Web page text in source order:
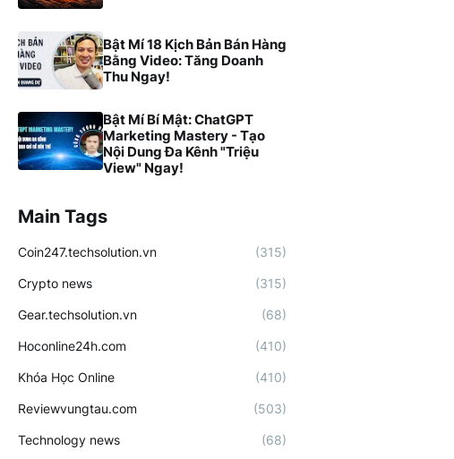
Bật Mí 18 Kịch Bản Bán Hàng
Bằng Video: Tăng Doanh
Thu Ngay!
Bật Mí Bí Mật: ChatGPT
Marketing Mastery - Tạo
Nội Dung Đa Kênh "Triệu
View" Ngay!
Main Tags
Coin247.techsolution.vn (315)
Crypto news (315)
Gear.techsolution.vn (68)
Hoconline24h.com (410)
Khóa Học Online (410)
Reviewvungtau.com (503)
Technology news (68)